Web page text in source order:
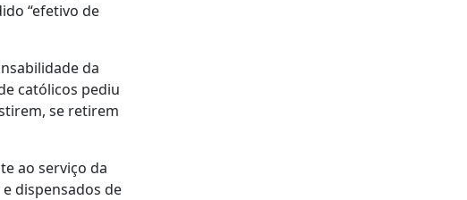
“efetivo de
da
católicos pediu
se retirem
ao serviço da
dispensados de